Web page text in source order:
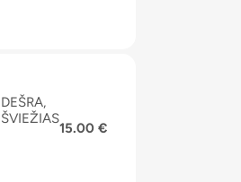
15.00 €